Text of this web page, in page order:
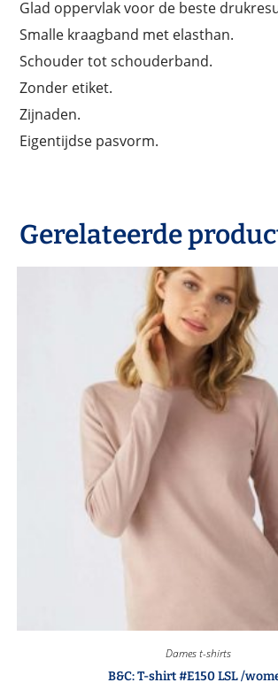
Glad oppervlak voor de beste
Smalle kraagband met elasthan.
Schouder tot schouderband.
Zonder etiket.
Zijnaden.
Eigentijdse pasvorm.
Gerelateerde
Dames t-shirts
B&C: T-shirt #E150 LSL /